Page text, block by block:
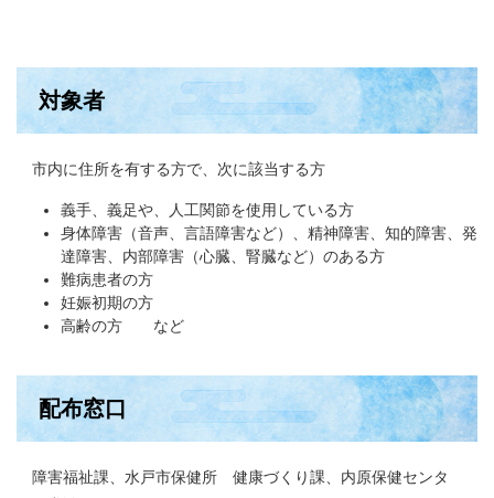
対象者
市内に住所を有する方で、次に該当する方
義手、義足や、人工関節を使用している方
身体障害（音声、言語障害など）、精神障害、知的障害、発
達障害、内部障害（心臓、腎臓など）のある方
難病患者の方
妊娠初期の方
高齢の方 など
配布窓口
障害福祉課、水戸市保健所 健康づくり課、内原保健センタ